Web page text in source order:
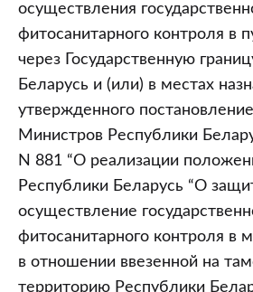
осуществления
фитосанитарного контроля в
через Государственную
Беларусь и (или) в местах
утвержденного
Министров Республики
N 881 “О реализации
Республики Беларусь “О
осуществление
фитосанитарного контроля в
в отношении ввезенной на
территорию Республики